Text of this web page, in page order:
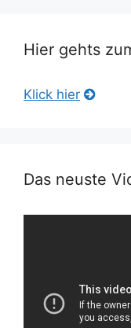
Hier gehts
Klick hier
Das neuste